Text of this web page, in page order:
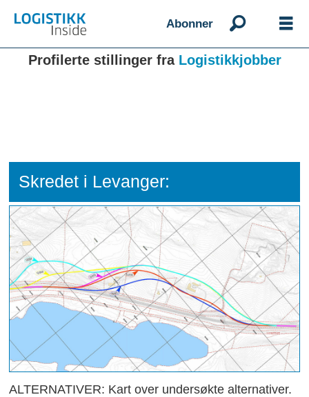
Abonner
Profilerte stillinger fra Logistikkjobber
Skredet i Levanger:
ALTERNATIVER: Kart over undersøkte alternativer.